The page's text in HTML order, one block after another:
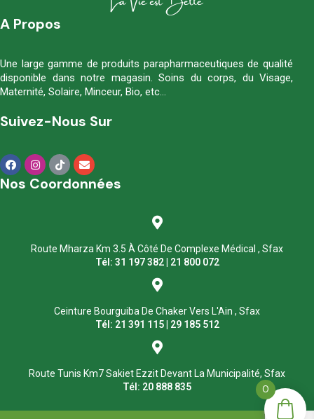
A Propos
Une large gamme de produits parapharmaceutiques de qualité
disponible dans notre magasin. Soins du corps, du Visage,
Maternité, Solaire, Minceur, Bio, etc…
Suivez-Nous Sur
Nos Coordonnées
Route Mharza Km 3.5 À Côté De Complexe Médical , Sfax
Tél: 31 197 382 | 21 800 072
Ceinture Bourguiba De Chaker Vers L'Ain , Sfax
Tél: 21 391 115 | 29 185 512
Route Tunis Km7 Sakiet Ezzit Devant La Municipalité, Sfax
Tél: 20 888 835
0